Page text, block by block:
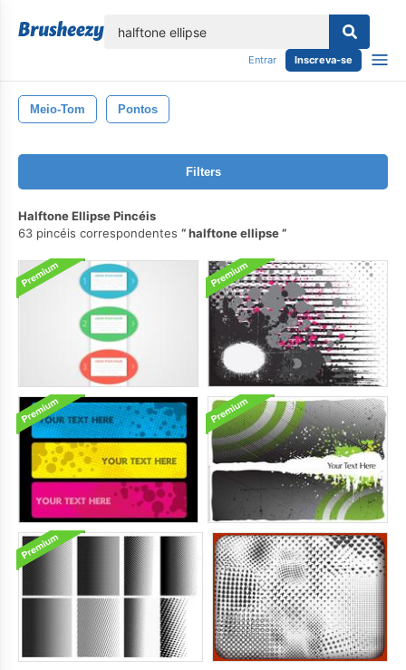
Entrar Inscreva-se
Meio-Tom Pontos
Filters
Halftone Ellipse Pincéis
63 pincéis correspondentes
halftone ellipse